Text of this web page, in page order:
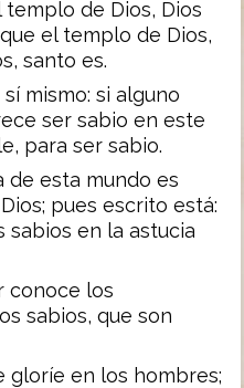
de Dios, Dios
el templo de Dios,
santo es.
mismo: si alguno
ser sabio en este
para ser sabio.
de esta mundo es
pues escrito está:
sabios en la astucia
conoce los
sabios, que son
gloríe en los hombres;